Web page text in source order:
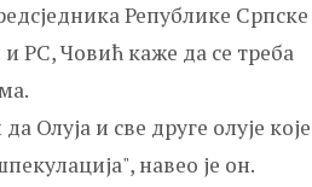
Републике Српске
РС, Човић каже да се треба
Олуја и све друге олује које
навео је он.